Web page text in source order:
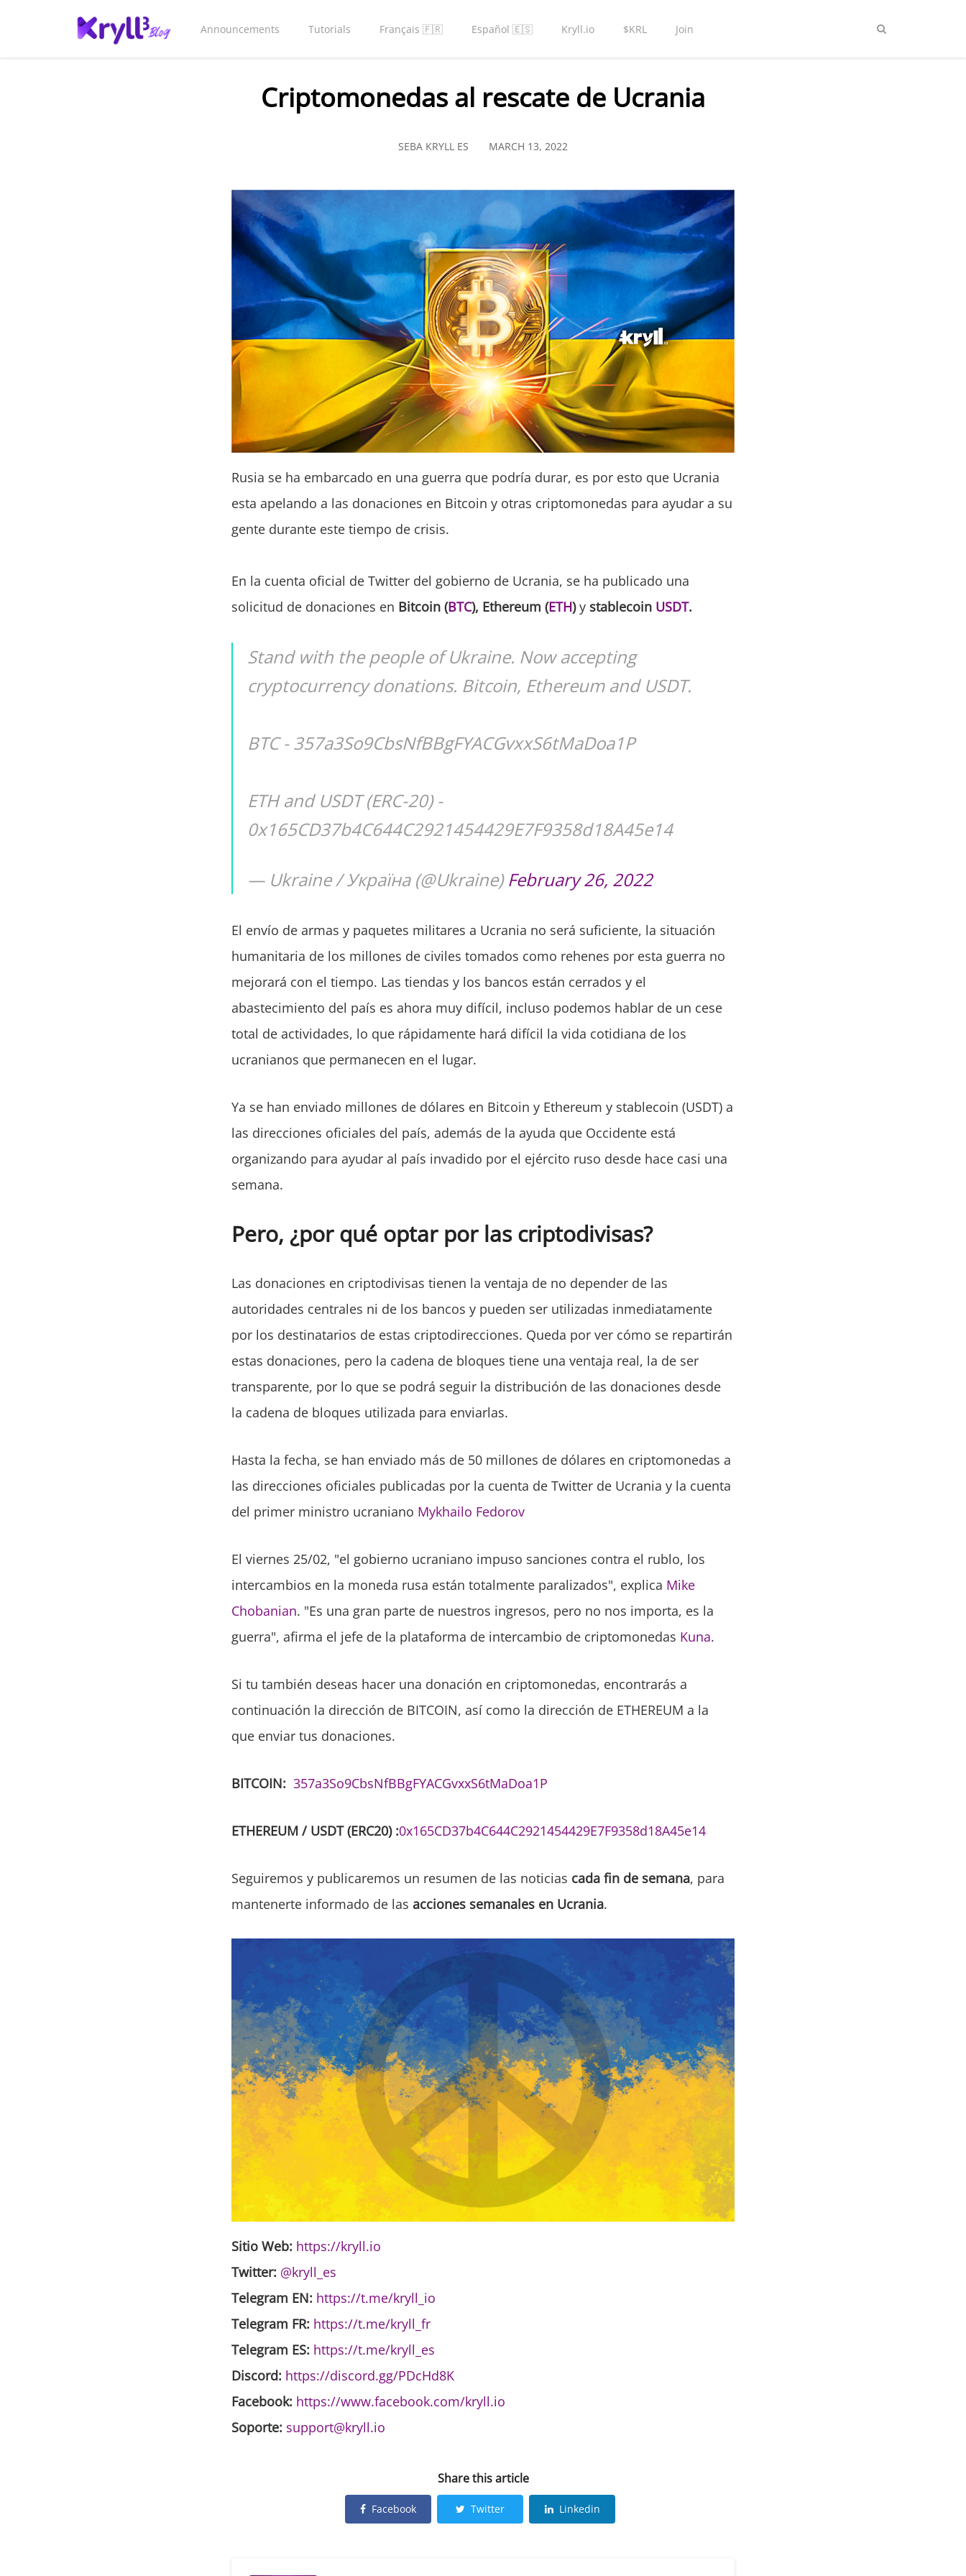
Announcements Tutorials Français 🇫🇷 Español 🇪🇸 Kryll.io $KRL Join
Criptomonedas al rescate de Ucrania
SEBA KRYLL ES MARCH 13, 2022
Rusia se ha embarcado en una guerra que podría durar, es por esto que Ucrania
esta apelando a las donaciones en Bitcoin y otras criptomonedas para ayudar a su
gente durante este tiempo de crisis.
En la cuenta oficial de Twitter del gobierno de Ucrania, se ha publicado una
solicitud de donaciones en Bitcoin (BTC), Ethereum (ETH)y stablecoin USDT.
Stand with the people of Ukraine. Now accepting
cryptocurrency donations. Bitcoin, Ethereum and USDT.
BTC - 357a3So9CbsNfBBgFYACGvxxS6tMaDoa1P
ETH and USDT (ERC-20) -
0x165CD37b4C644C2921454429E7F9358d18A45e14
— Ukraine / Україна (@Ukraine)February 26, 2022
El envío de armas y paquetes militares a Ucrania no será suficiente, la situación
humanitaria de los millones de civiles tomados como rehenes por esta guerra no
mejorará con el tiempo. Las tiendas y los bancos están cerrados y el
abastecimiento del país es ahora muy difícil, incluso podemos hablar de un cese
total de actividades, lo que rápidamente hará difícil la vida cotidiana de los
ucranianos que permanecen en el lugar.
Ya se han enviado millones de dólares en Bitcoin y Ethereum y stablecoin (USDT) a
las direcciones oficiales del país, además de la ayuda que Occidente está
organizando para ayudar al país invadido por el ejército ruso desde hace casi una
semana.
Pero, ¿por qué optar por las criptodivisas?
Las donaciones en criptodivisas tienen la ventaja de no depender de las
autoridades centrales ni de los bancos y pueden ser utilizadas inmediatamente
por los destinatarios de estas criptodirecciones. Queda por ver cómo se repartirán
estas donaciones, pero la cadena de bloques tiene una ventaja real, la de ser
transparente, por lo que se podrá seguir la distribución de las donaciones desde
la cadena de bloques utilizada para enviarlas.
Hasta la fecha, se han enviado más de 50 millones de dólares en criptomonedas a
las direcciones oficiales publicadas por la cuenta de Twitter de Ucrania y la cuenta
del primer ministro ucraniano Mykhailo Fedorov
El viernes 25/02, "el gobierno ucraniano impuso sanciones contra el rublo, los
intercambios en la moneda rusa están totalmente paralizados", explica Mike
Chobanian. "Es una gran parte de nuestros ingresos, pero no nos importa, es la
guerra", afirma el jefe de la plataforma de intercambio de criptomonedas Kuna.
Si tu también deseas hacer una donación en criptomonedas, encontrarás a
continuación la dirección de BITCOIN, así como la dirección de ETHEREUM a la
que enviar tus donaciones.
BITCOIN: 357a3So9CbsNfBBgFYACGvxxS6tMaDoa1P
ETHEREUM / USDT (ERC20) :0x165CD37b4C644C2921454429E7F9358d18A45e14
Seguiremos y publicaremos un resumen de las noticias cada fin de semana, para
mantenerte informado de las acciones semanales en Ucrania.
Sitio Web: https://kryll.io
Twitter: @kryll_es
Telegram EN: https://t.me/kryll_io
Telegram FR: https://t.me/kryll_fr
Telegram ES: https://t.me/kryll_es
Discord: https://discord.gg/PDcHd8K
Facebook: https://www.facebook.com/kryll.io
Soporte: support@kryll.io
Share this article
Facebook Twitter Linkedin